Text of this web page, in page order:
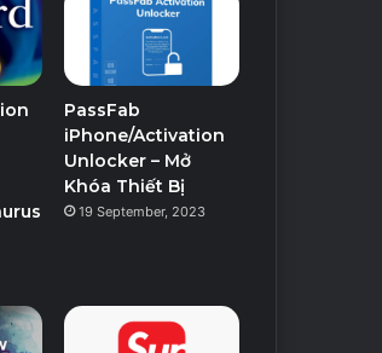
PassFab
iPhone/Activation
Unlocker – Mở
Khóa Thiết Bị
19 September, 2023